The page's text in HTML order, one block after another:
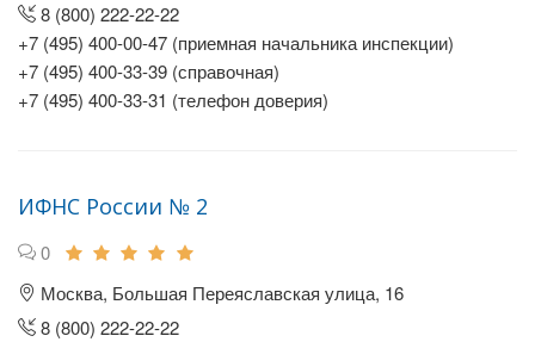
8 (800) 222-22-22
+7 (495) 400-00-47 (приемная начальника инспекции)
+7 (495) 400-33-39 (справочная)
+7 (495) 400-33-31 (телефон доверия)
ИФНС России № 2
0
Москва, Большая Переяславская улица, 16
8 (800) 222-22-22